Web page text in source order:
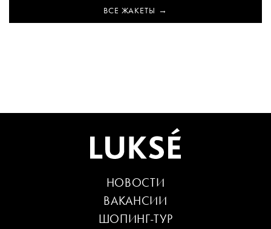
ВСЕ ЖАКЕТЫ
НОВОСТИ
ВАКАНСИИ
ШОПИНГ-ТУР